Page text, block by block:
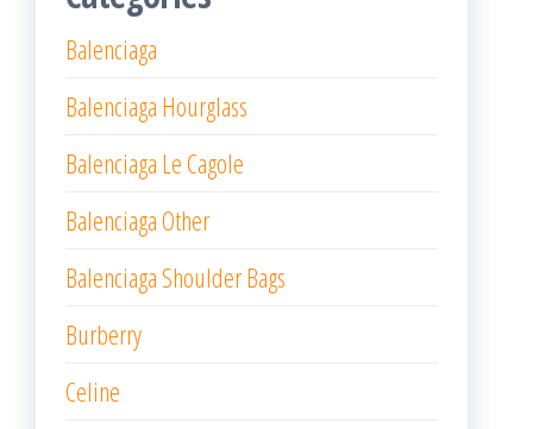
Balenciaga
Balenciaga Hourglass
Balenciaga Le Cagole
Balenciaga Other
Balenciaga Shoulder Bags
Burberry
Celine